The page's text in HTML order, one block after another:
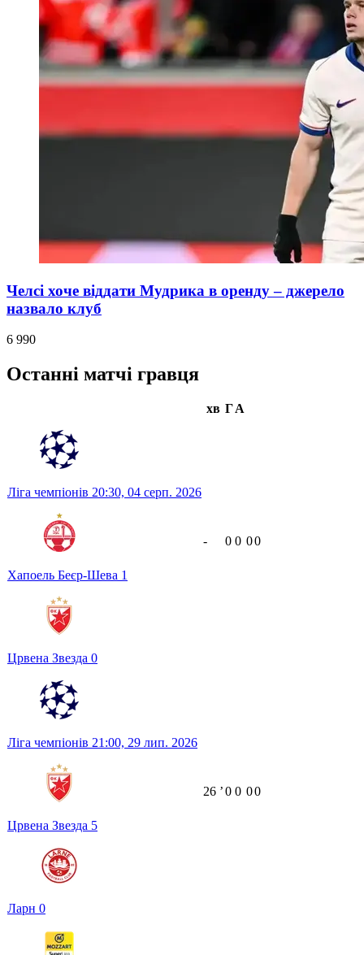
Челсі хоче віддати Мудрика в оренду – джерело
назвало клуб
6 990
Останні матчі гравця
хв ГА
Ліга чемпіонів 20:30, 04 серп. 2026
Хапоель Беєр-Шева 1
Црвена Звезда 0
- 0 0 00
Ліга чемпіонів 21:00, 29 лип. 2026
Црвена Звезда 5
Ларн 0
26 ʼ0 0 00